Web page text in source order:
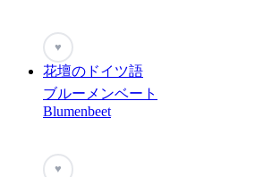
♥
花壇のドイツ語
ブルーメンベート
Blumenbeet
♥